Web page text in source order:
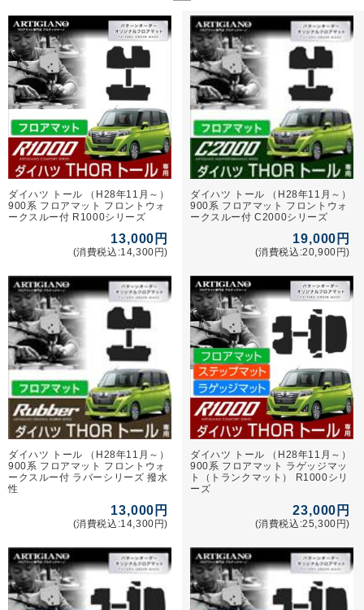
ダイハツ トール （H28年11月～）
900系 フロアマット フロントウォ
ークスルー付 R1000シリーズ
13,000円
(消費税込:14,300円)
ダイハツ トール （H28年11月～）
900系 フロアマット フロントウォ
ークスルー付 C2000シリーズ
19,000円
(消費税込:20,900円)
ダイハツ トール （H28年11月～）
900系 フロアマット フロントウォ
ークスルー付 ラバーシリーズ 撥水
性
13,000円
(消費税込:14,300円)
ダイハツ トール （H28年11月～）
900系 フロアマット ラゲッジマッ
ト（トランクマット） R1000シリ
ーズ
23,000円
(消費税込:25,300円)